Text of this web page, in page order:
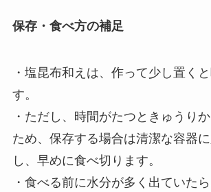
保存・食べ方の補足
・塩昆布和えは、作って少し置く
す。
・ただし、時間がたつときゅうり
ため、保存する場合は清潔な容器
し、早めに食べ切ります。
・食べる前に水分が多く出ていた